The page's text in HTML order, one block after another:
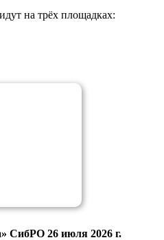
на трёх площадках:
СибРО 26 июля 2026 г.